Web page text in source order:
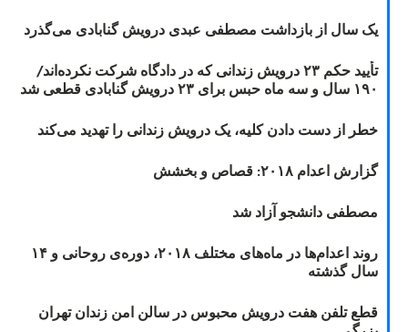
یک سال از بازداشت مصطفی عبدی درویش گنابادی می‌گذرد
تأیید حکم ۲۳ درویش زندانی که در دادگاه شرکت نکرده‌اند/
۱۹۰ سال و سه ماه حبس برای ۲۳ درویش گنابادی قطعی شد
خطر از دست دادن کلیه، یک درویش زندانی را تهدید می‌کند
گزارش اعدام ۲۰۱۸: قصاص و بخشش
مصطفی دانشجو آزاد شد
روند اعدام‌ها در ماه‌های مختلف ۲۰۱۸، دوره‌ی روحانی و ۱۴
سال گذشته
قطع تلفن هفت درویش محبوس در سالن امن زندان تهران